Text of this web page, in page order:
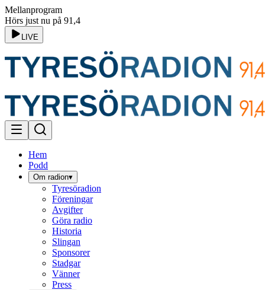
Mellanprogram
Hörs just nu på 91,4
LIVE
Hem
Podd
Om radion▾
Tyresöradion
Föreningar
Avgifter
Göra radio
Historia
Slingan
Sponsorer
Stadgar
Vänner
Press